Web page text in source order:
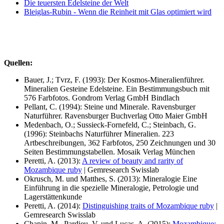
Die teuersten Edelsteine der Welt
Bleiglas-Rubin - Wenn die Reinheit mit Glas optimiert wird
Quellen:
Bauer, J.; Tvrz, F. (1993): Der Kosmos-Mineralienführer.
Mineralien Gesteine Edelsteine. Ein Bestimmungsbuch mit
576 Farbfotos. Gondrom Verlag GmbH Bindlach
Pellant, C. (1994): Steine und Minerale. Ravensburger
Naturführer. Ravensburger Buchverlag Otto Maier GmbH
Medenbach, O.; Sussieck-Fornefeld, C.; Steinbach, G.
(1996): Steinbachs Naturführer Mineralien. 223
Artbeschreibungen, 362 Farbfotos, 250 Zeichnungen und 30
Seiten Bestimmungstabellen. Mosaik Verlag München
Peretti, A. (2013): A review of beauty and rarity of
Mozambique ruby | Gemresearch Swisslab
Okrusch, M. und Matthes, S. (2013): Mineralogie Eine
Einführung in die spezielle Mineralogie, Petrologie und
Lagerstättenkunde
Peretti, A. (2014): Distinguishing traits of Mozambique ruby |
Gemresearch Swisslab